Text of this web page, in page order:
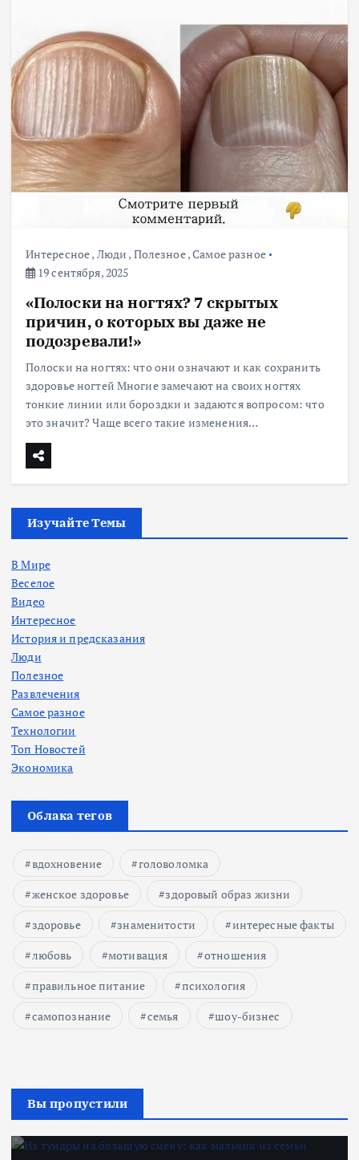
Интересное, Люди , Полезное,Самое разное
19 сентября, 2025
«Полоски на ногтях? 7 скрытых
причин, о которых вы даже не
подозревали!»
Полоски на ногтях: что они означают и как сохранить
здоровье ногтей Многие замечают на своих ногтях
тонкие линии или бороздки и задаются вопросом: что
это значит? Чаще всего такие изменения…
Изучайте Темы
В Мире
Веселое
Видео
Интересное
История и предсказания
Люди
Полезное
Развлечения
Самое разное
Технологии
Топ Новостей
Экономика
Облака тегов
вдохновение
головоломка
женское здоровье
здоровый образ жизни
здоровье
знаменитости
интересные факты
любовь
мотивация
отношения
правильное питание
психология
самопознание
семья шоу-бизнес
Вы пропустили